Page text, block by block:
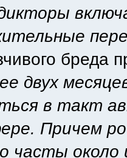
бреда
двух
в такт
Причем
часты